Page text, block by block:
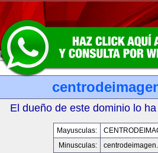
El dueño de este dominio lo
Mayusculas:
Minusculas: